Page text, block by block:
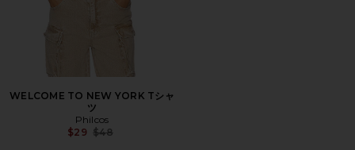
WELCOME TO NEW YORK Tシャ
ツ
Philcos
$29 Previous price:
$48